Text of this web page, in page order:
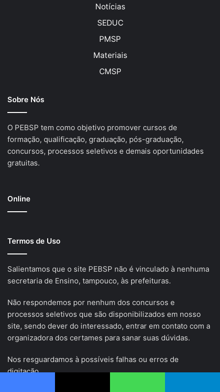
Notícias
SEDUC
PMSP
Materiais
CMSP
Sobre Nós
O PEBSP tem como objetivo promover cursos de
formação, qualificação, graduação, pós-graduação,
concursos, processos seletivos e demais oportunidades
gratuitas.
Online
Termos de Uso
Salientamos que o site PEBSP não é vinculado à nenhuma
secretaria de Ensino, tampouco, às prefeituras.
Não respondemos por nenhum dos concursos e
processos seletivos que são disponibilizados em nosso
site, sendo dever do interessado, entrar em contato com a
organizadora dos certames para sanar suas dúvidas.
Nos resguardamos à possíveis falhas ou erros de
digitação.